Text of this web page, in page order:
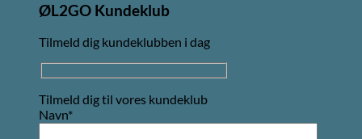
ØL2GO Kundeklub
Tilmeld dig kundeklubben i dag
Tilmeld dig til vores kundeklub
Navn*